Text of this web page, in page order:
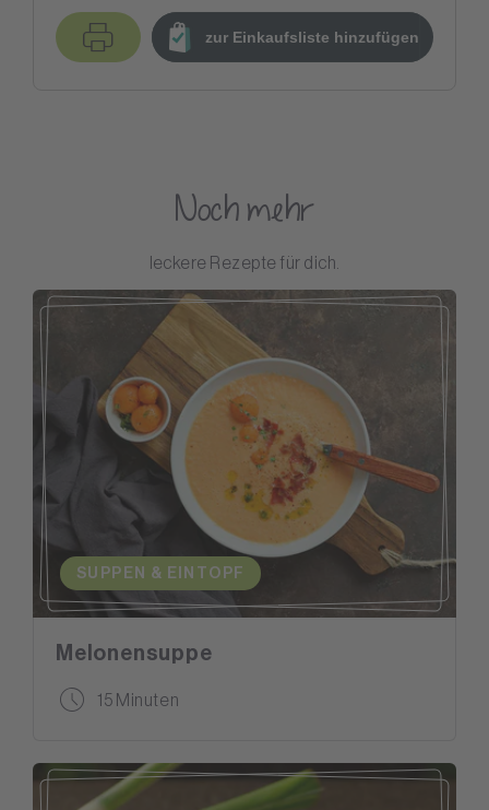
zur Einkaufsliste hinzufügen
Noch mehr
leckere Rezepte für dich.
SUPPEN & EINTOPF
Melonensuppe
15 Minuten